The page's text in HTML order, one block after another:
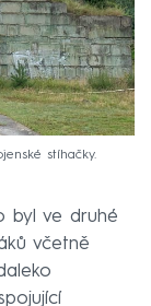
stíhačky.
byl ve druhé
včetně